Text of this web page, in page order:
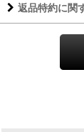
返品特約に関